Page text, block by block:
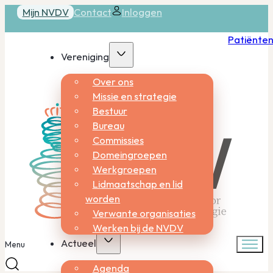
Mijn NVDV Contact Inloggen
Vereniging
Over ons
Missie en strategie
Bestuur
Bureau
Commissies
Domeingroepen
Werkgroepen
Lidmaatschap en lid
worden
Verwante organisaties
Werken bij de NVDV
Actueel
Agenda
Menu